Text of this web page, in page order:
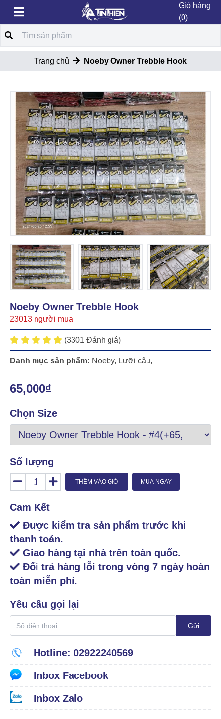
Giỏ hàng
(0)
Trang chủ Noeby Owner Trebble Hook
Noeby Owner Trebble Hook
23013 người mua
(3301 Đánh giá)
Danh mục sản phẩm: Noeby, Lưỡi câu,
65,000₫
Chọn Size
Số lượng
THÊM VÀO GIỎ MUA NGAY
Cam Kết
Được kiểm tra sản phẩm trước khi
thanh toán.
Giao hàng tại nhà trên toàn quốc.
Đổi trả hàng lỗi trong vòng 7 ngày hoàn
toàn miễn phí.
Yêu cầu gọi lại
Gửi
Hotline: 02922240569
Inbox Facebook
Inbox Zalo